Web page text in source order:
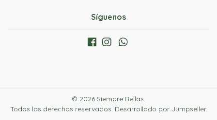
Síguenos
© 2026 Siempre Bellas.
Todos los derechos reservados. Desarrollado por Jumpseller.